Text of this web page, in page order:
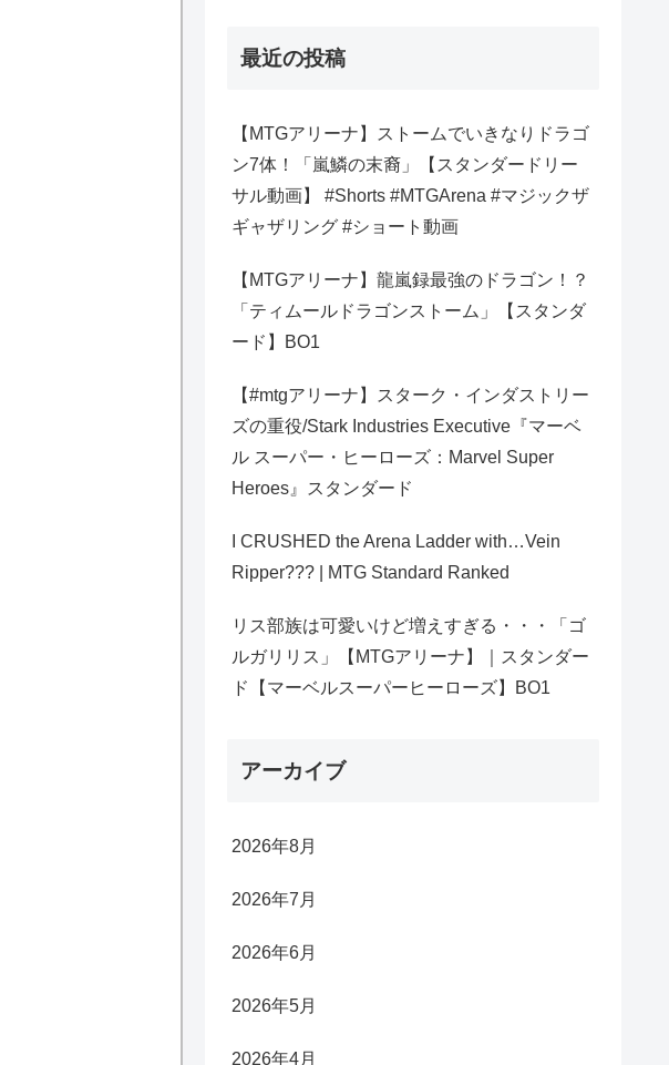
最近の投稿
【MTGアリーナ】ストームでいきなりドラゴ
ン7体！「嵐鱗の末裔」【スタンダードリー
サル動画】 #Shorts #MTGArena #マジックザ
ギャザリング #ショート動画
【MTGアリーナ】龍嵐録最強のドラゴン！？
「ティムールドラゴンストーム」【スタンダ
ード】BO1
【#mtgアリーナ】スターク・インダストリー
ズの重役/Stark Industries Executive『マーベ
ル スーパー・ヒーローズ：Marvel Super
Heroes』スタンダード
I CRUSHED the Arena Ladder with…Vein
Ripper??? | MTG Standard Ranked
リス部族は可愛いけど増えすぎる・・・「ゴ
ルガリリス」【MTGアリーナ】｜スタンダー
ド【マーベルスーパーヒーローズ】BO1
アーカイブ
2026年8月
2026年7月
2026年6月
2026年5月
2026年4月